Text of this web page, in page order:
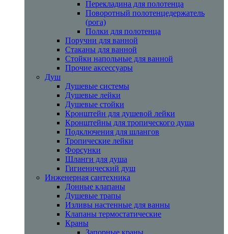
Перекладина для полотенца
Поворотный полотенцедержатель
(рога)
Полки для полотенца
Поручни для ванной
Стаканы для ванной
Стойки напольные для ванной
Прочие аксессуары
Душ
Душевые системы
Душевые лейки
Душевые стойки
Кронштейн для душевой лейки
Кронштейны для тропического душа
Подключения для шлангов
Тропические лейки
Форсунки
Шланги для душа
Гигиенический душ
Инженерная сантехника
Донные клапаны
Душевые трапы
Изливы настенные для ванны
Клапаны термостатические
Краны
Запорные краны